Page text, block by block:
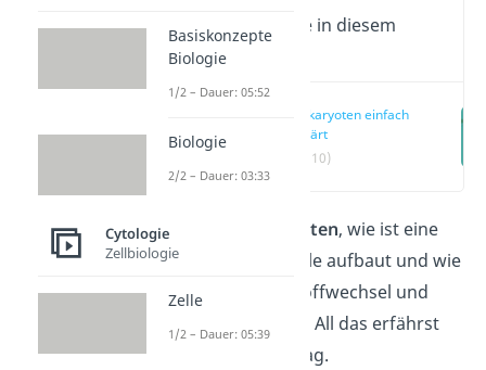
Wichtige Inhalte in diesem
Video
Prokaryoten einfach
erklärt
(00:10)
Was sind Prokaryoten, wie ist eine
prokaryotische Zelle aufbaut und wie
funktioniert ihr Stoffwechsel und
ihre Vermehrung? All das erfährst
du in diesem Beitrag.
Basiskonzepte
Biologie
1/2 – Dauer: 05:52
Biologie
2/2 – Dauer: 03:33
Cytologie
Zellbiologie
Zelle
1/2 – Dauer: 05:39